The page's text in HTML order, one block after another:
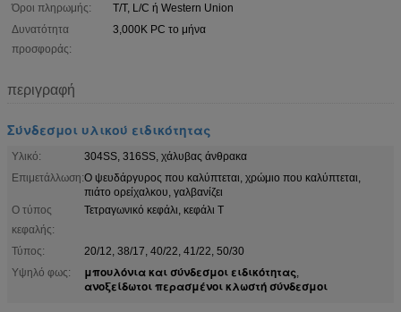
Όροι πληρωμής:
T/T, L/C ή Western Union
Δυνατότητα
προσφοράς:
3,000K PC το μήνα
περιγραφή
Σύνδεσμοι υλικού ειδικότητας
Υλικό:
304SS, 316SS, χάλυβας άνθρακα
Επιμετάλλωση:Ο ψευδάργυρος που καλύπτεται, χρώμιο που καλύπτεται,
πιάτο ορείχαλκου, γαλβανίζει
Ο τύπος
κεφαλής:
Τετραγωνικό κεφάλι, κεφάλι Τ
Τύπος:
20/12, 38/17, 40/22, 41/22, 50/30
Υψηλό φως:
μπουλόνια και σύνδεσμοι ειδικότητας,
ανοξείδωτοι περασμένοι κλωστή σύνδεσμοι